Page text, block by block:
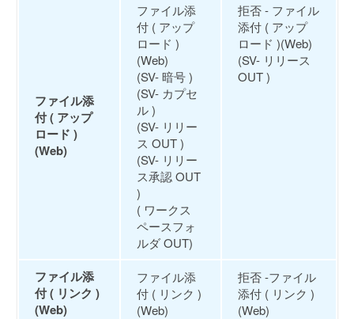
ファイル添
付 ( アップ
ロード )
(Web)
ファイル添
付 ( アップ
ロード )
(Web)
(SV- 暗号 )
(SV- カプセ
ル )
(SV- リリー
ス OUT )
(SV- リリー
ス承認 OUT
)
( ワークス
ペースフォ
ルダ OUT)
拒否 - ファイル
添付 ( アップ
ロード )(Web)
(SV- リリース
OUT )
ファイル添
付 ( リンク )
(Web)
ファイル添
付 ( リンク )
(Web)
拒否 -ファイル
添付 ( リンク )
(Web)